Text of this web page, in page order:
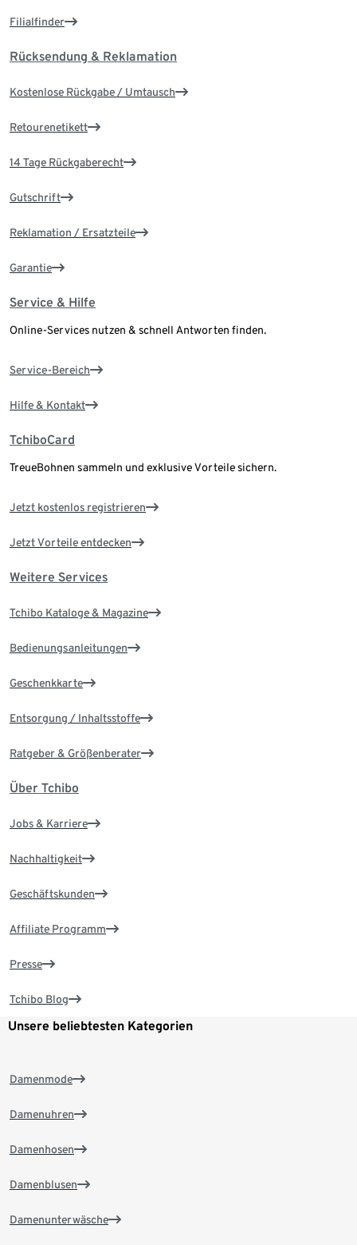
Filialfinder
Rücksendung & Reklamation
Kostenlose Rückgabe / Umtausch
Retourenetikett
14 Tage Rückgaberecht
Gutschrift
Reklamation / Ersatzteile
Garantie
Service & Hilfe
Online-Services nutzen & schnell Antworten finden.
Service-Bereich
Hilfe & Kontakt
TchiboCard
TreueBohnen sammeln und exklusive Vorteile sichern.
Jetzt kostenlos registrieren
Jetzt Vorteile entdecken
Weitere Services
Tchibo Kataloge & Magazine
Bedienungsanleitungen
Geschenkkarte
Entsorgung / Inhaltsstoffe
Ratgeber & Größenberater
Über Tchibo
Jobs & Karriere
Nachhaltigkeit
Geschäftskunden
Affiliate Programm
Presse
Tchibo Blog
Unsere beliebtesten Kategorien
Damenmode
Damenuhren
Damenhosen
Damenblusen
Damenunterwäsche